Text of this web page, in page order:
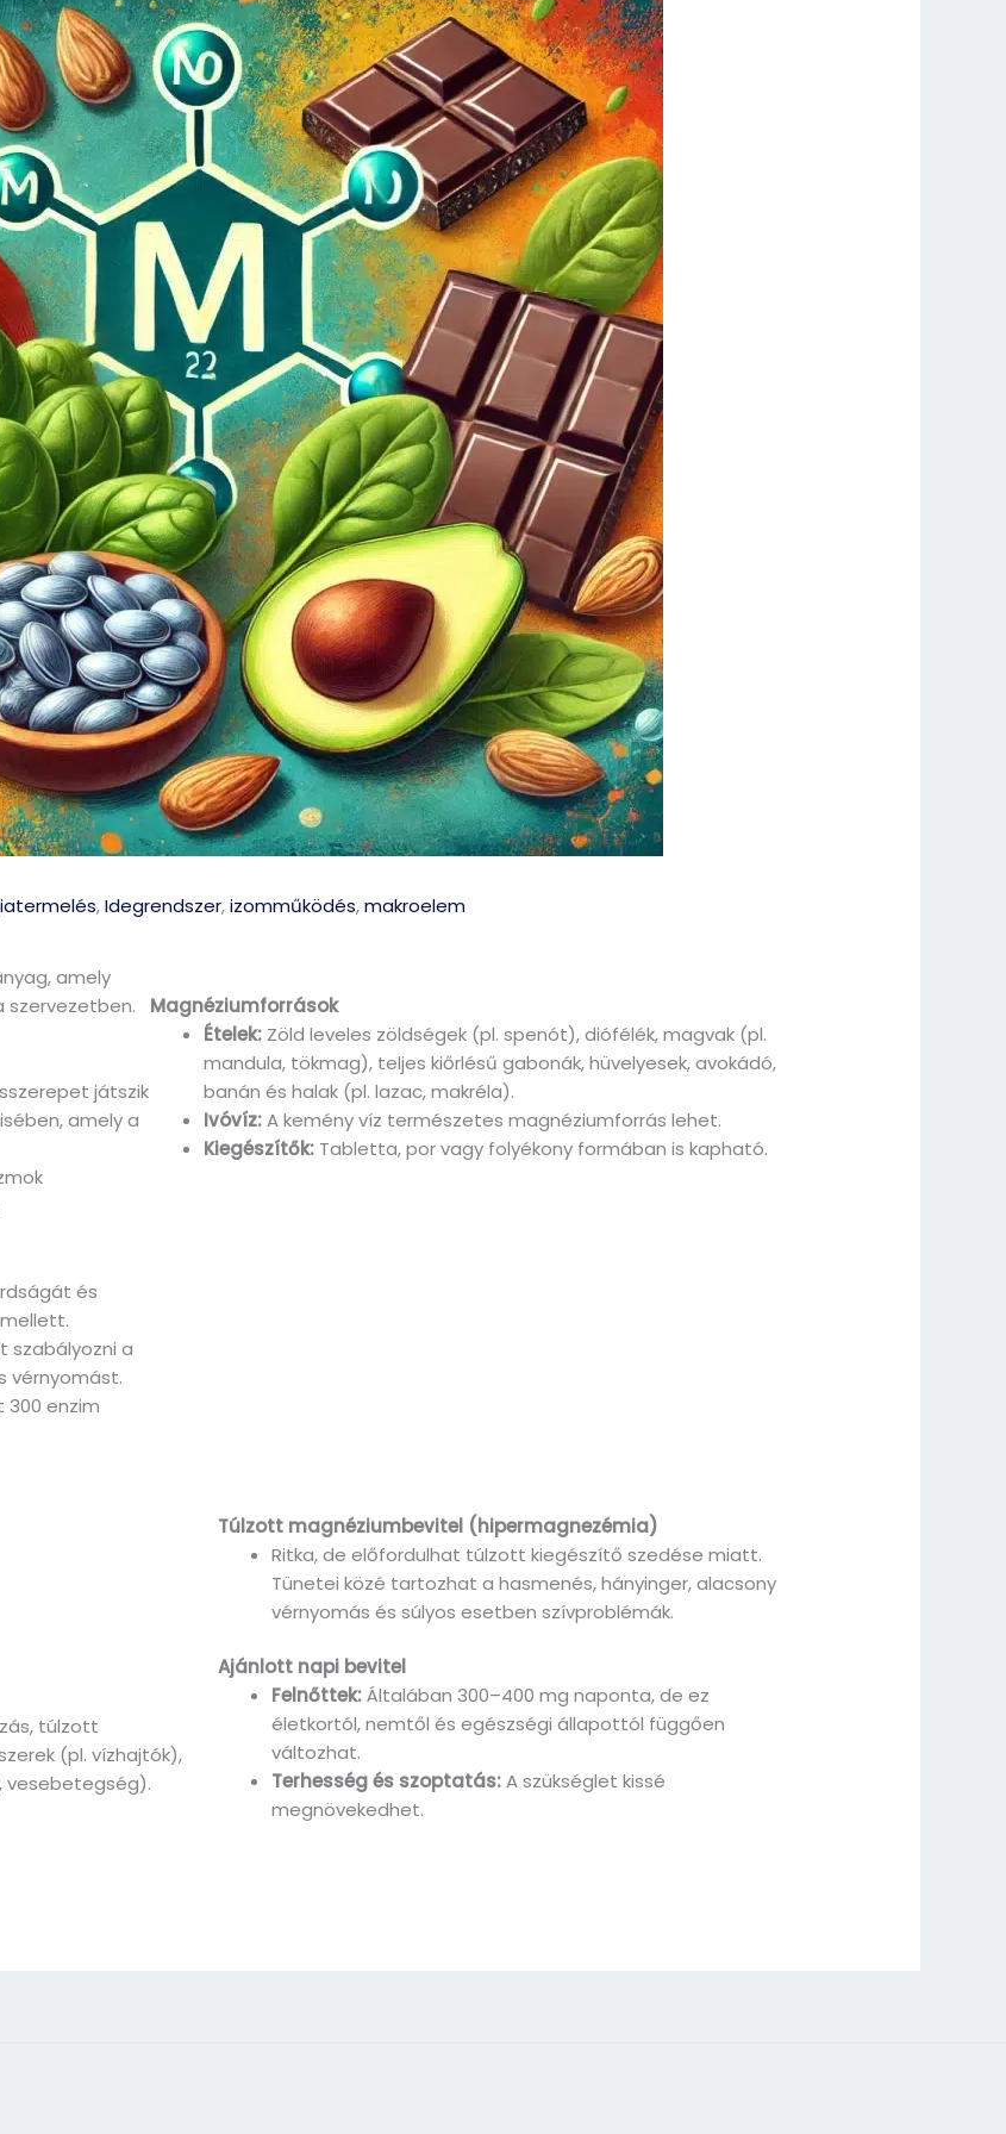
,Idegrendszer,izomműködés,makroelem
amely
szervezetben.
játszik
amely a
és
szabályozni a
vérnyomást.
300 enzim
Magnéziumforrások
Ételek: Zöld leveles zöldségek (pl. spenót), diófélék, magvak (pl.
mandula, tökmag), teljes kiőrlésű gabonák, hüvelyesek, avokádó,
banán és halak (pl. lazac, makréla).
Ivóvíz:A kemény víz természetes magnéziumforrás lehet.
Kiegészítők: Tabletta, por vagy folyékony formában is kapható.
túlzott
(pl. vízhajtók),
vesebetegség).
Túlzott magnéziumbevitel (hipermagnezémia)
Ritka, de előfordulhat túlzott kiegészítő szedése miatt.
Tünetei közé tartozhat a hasmenés, hányinger, alacsony
vérnyomás és súlyos esetben szívproblémák.
Ajánlott napi bevitel
Felnőttek:Általában 300–400 mg naponta, de ez
életkortól, nemtől és egészségi állapottól függően
változhat.
Terhesség és szoptatás:A szükséglet kissé
megnövekedhet.